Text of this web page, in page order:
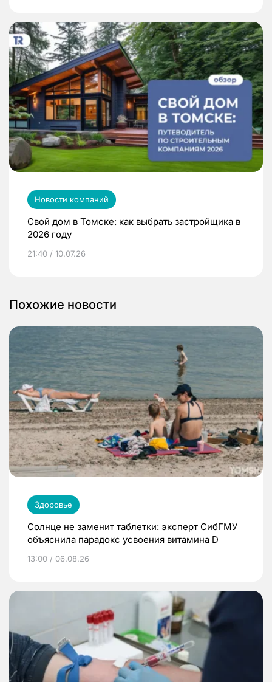
Новости компаний
Свой дом в Томске: как выбрать застройщика в
2026 году
21:40 / 10.07.26
Похожие новости
Здоровье
Солнце не заменит таблетки: эксперт СибГМУ
объяснила парадокс усвоения витамина D
13:00 / 06.08.26